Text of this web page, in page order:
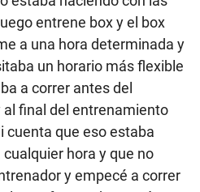
entrene box y el box
a una hora determinada y
un horario más flexible
a correr antes del
final del entrenamiento
cuenta que eso estaba
hora y que no
y empecé a correr